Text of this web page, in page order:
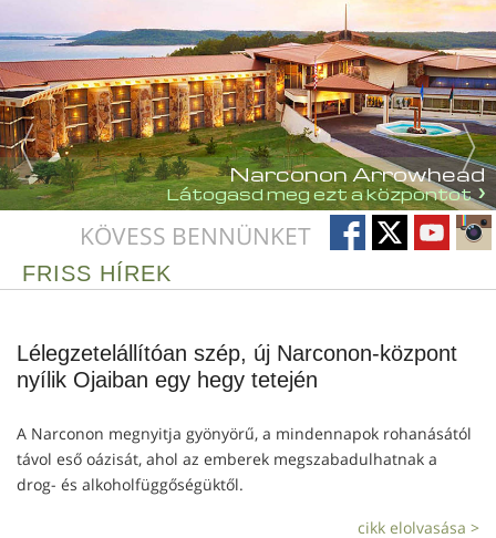
Narconon Arrowhead
Látogasd meg ezt a központot
KÖVESS BENNÜNKET
FRISS HÍREK
Lélegzetelállítóan szép, új Narconon-központ
nyílik Ojaiban egy hegy tetején
A Narconon megnyitja gyönyörű, a mindennapok rohanásától
távol eső oázisát, ahol az emberek megszabadulhatnak a
drog- és alkoholfüggőségüktől.
cikk elolvasása >